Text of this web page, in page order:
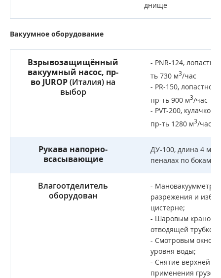
днище
Вакуумное оборудование
Взрывозащищённый
вакуумный насос, пр-
во JUROP(Италия) на
выбор
- PNR-124,
ть 730 м3/час
- PR-150,
пр-ть 900 м3/час
- PVT-200,
пр-ть 1280 м3/час
Рукава напорно-
всасывающие
ДУ-100, длина 4 м –
пеналах по бокам
Влагоотделитель
оборудован
-
разрежения и
цистерне;
- Шаровым краном
отводящей трубкой;
- Смотровым окном
уровня воды;
- Снятие верхней
применения